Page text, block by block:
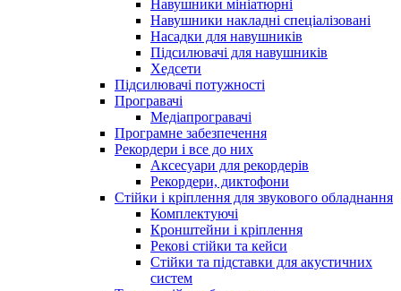
Навушники мініатюрні
Навушники накладні спеціалізовані
Насадки для навушників
Підсилювачі для навушників
Хедсети
Підсилювачі потужності
Програвачі
Медіапрогравачі
Програмне забезпечення
Рекордери і все до них
Аксесуари для рекордерів
Рекордери, диктофони
Стійки і кріплення для звукового обладнання
Комплектуючі
Кронштейни і кріплення
Рекові стійки та кейси
Стійки та підставки для акустичних
систем